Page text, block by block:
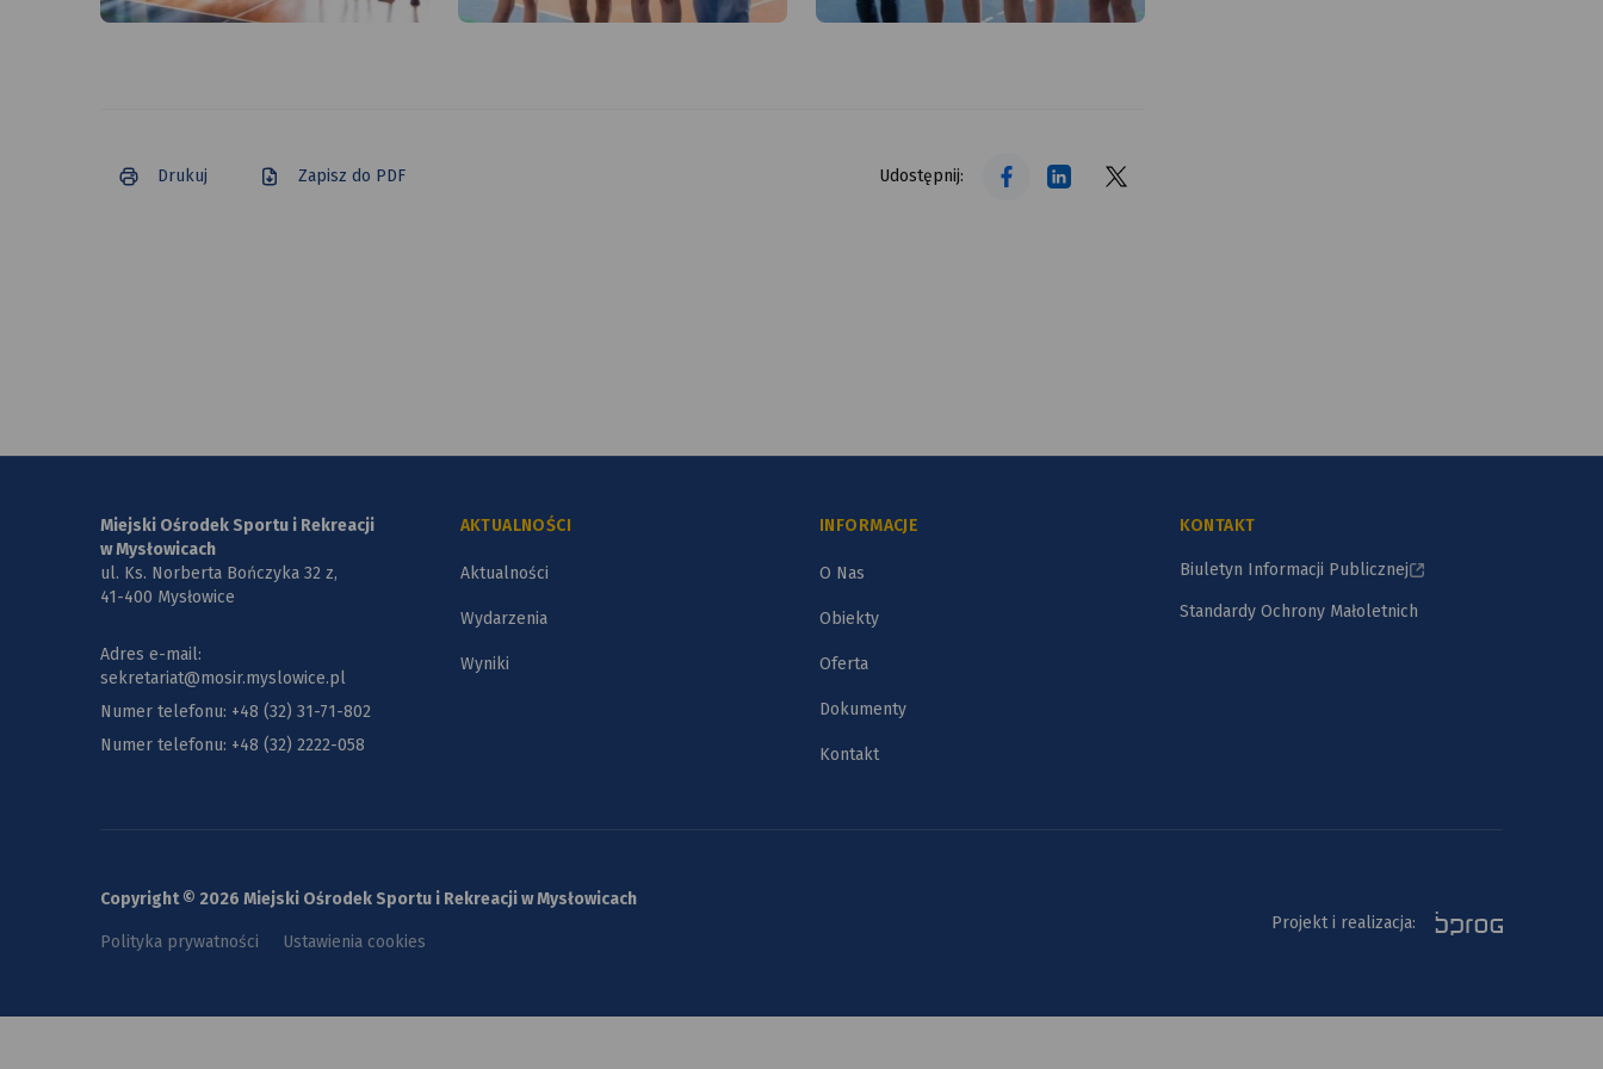
dyplomem
Drukuj Zapisz do PDF Udostępnij:
Miejski Ośrodek Sportu i Rekreacji
w Mysłowicach
ul. Ks. Norberta Bończyka 32 z,
41-400 Mysłowice
Adres e-mail:
sekretariat@mosir.myslowice.pl
Numer telefonu: +48 (32) 31-71-802
Numer telefonu: +48 (32) 2222-058
AKTUALNOŚCI
Aktualności
Wydarzenia
Wyniki
INFORMACJE
O Nas
Obiekty
Oferta
Dokumenty
Kontakt
KONTAKT
Biuletyn Informacji Publicznej
Standardy Ochrony Małoletnich
Copyright © 2026 Miejski Ośrodek Sportu i Rekreacji w Mysłowicach
Polityka prywatności Ustawienia cookies
Projekt i realizacja: